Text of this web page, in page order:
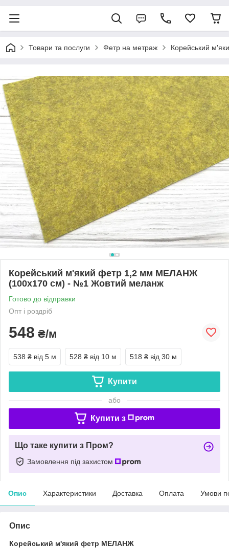
Товари та послуги Фетр на метраж Корейський
Корейський м'який фетр 1,2 мм МЕЛАНЖ
(100х170 см) - №1 Жовтий меланж
Готово до відправки
Опт і роздріб
548 ₴/м
538 ₴ від 5 м 528 ₴ від 10 м 518 ₴ від 30 м
Купити
або
Купити з
Що таке купити з Пром?
Замовлення під захистом
Опис Характеристики Доставка Оплата Умови
Опис
Корейський м'який фетр МЕЛАНЖ